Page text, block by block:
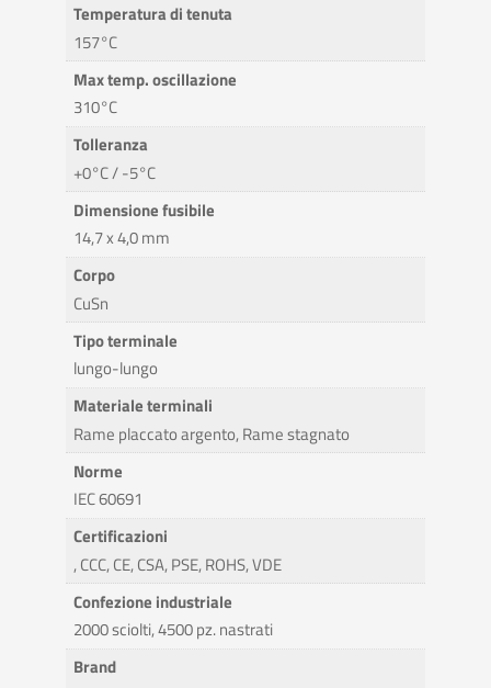
Temperatura di tenuta
157°C
Max temp. oscillazione
310°C
Tolleranza
+0°C / -5°C
Dimensione fusibile
14,7 x 4,0 mm
Corpo
CuSn
Tipo terminale
lungo-lungo
Materiale terminali
Rame placcato argento, Rame stagnato
Norme
IEC 60691
Certificazioni
, CCC, CE, CSA, PSE, ROHS, VDE
Confezione industriale
2000 sciolti, 4500 pz. nastrati
Brand